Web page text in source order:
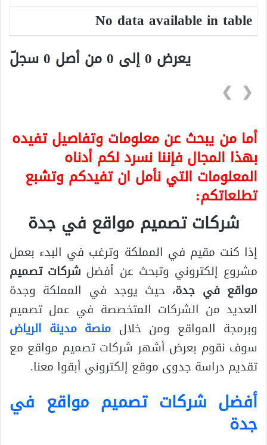
No data available in table
يعرض 0 إلى 0 من أصل 0 سجلّ
❮
❯
أما من يبحث عن معلومات وتفاصيل تفيده
بهذا المجال فإننا نسرد لكم أدناه
المعلومات التي نأمل ان تفيدكم وتشبع
تطلعاتكم:
شركات تصميم مواقع في جدة
إذا كنت مقيم في المملكة وترغب في البدء بعمل
مشروع إلكتروني وتبحث عن أفضل شركات تصميم
مواقع في جدة، حيث يوجد في المملكة وجدة
العديد من الشركات المتخصصة في عمل تصميم
وبرمجة المواقع ومن خلال منصة مدينة الرياض
سوف نقوم بعرض أشهر شركات تصميم مواقع مع
تقديم دراسة جدوى موقع إلكتروني أبقوا معنا.
أفضل شركات تصميم مواقع في
جدة